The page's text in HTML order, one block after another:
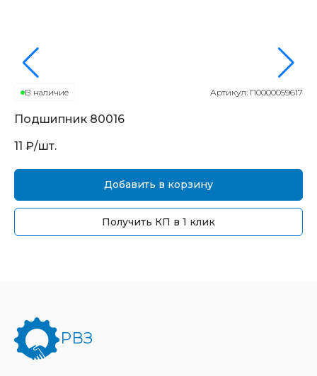
В наличие Артикул: П0000059617
Подшипник 80016
11 ₽/шт.
Добавить в корзину
Получить КП в 1 клик
РВЗ